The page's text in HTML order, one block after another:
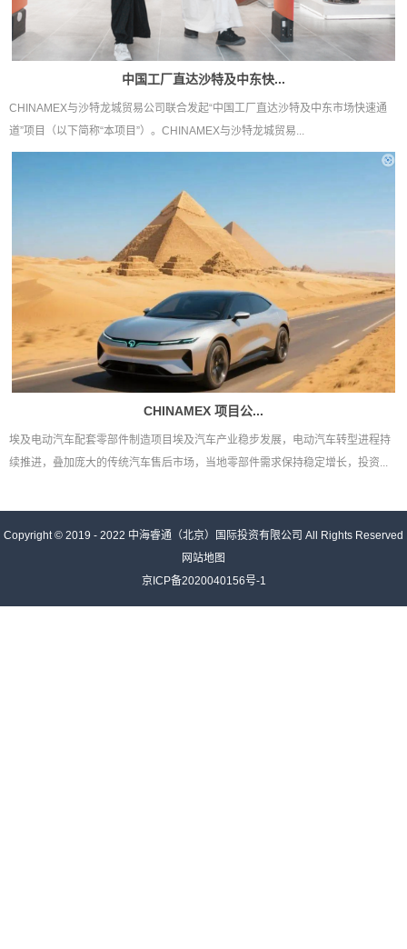
中国工厂直达沙特及中东快...
CHINAMEX与沙特龙城贸易公司联合发起“中国工厂直达沙特及中东市场快速通
道”项目（以下简称“本项目”）。CHINAMEX与沙特龙城贸易...
CHINAMEX 项目公...
埃及电动汽车配套零部件制造项目埃及汽车产业稳步发展，电动汽车转型进程持
续推进，叠加庞大的传统汽车售后市场，当地零部件需求保持稳定增长，投资...
Copyright © 2019 - 2022 中海睿通（北京）国际投资有限公司 All Rights Reserved
网站地图
京ICP备2020040156号-1